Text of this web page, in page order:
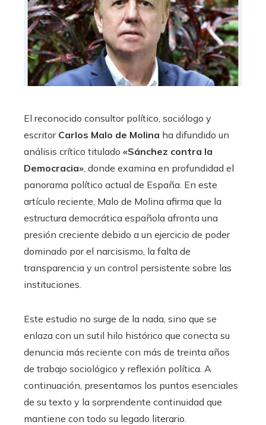
El reconocido consultor político, sociólogo y
escritor Carlos Malo de Molina ha difundido un
análisis crítico titulado «Sánchez contra la
Democracia» , donde examina en profundidad el
panorama político actual de España. En este
artículo reciente, Malo de Molina afirma que la
estructura democrática española afronta una
presión creciente debido a un ejercicio de poder
dominado por el narcisismo, la falta de
transparencia y un control persistente sobre las
instituciones.
Este estudio no surge de la nada, sino que se
enlaza con un sutil hilo histórico que conecta su
denuncia más reciente con más de treinta años
de trabajo sociológico y reflexión política. A
continuación, presentamos los puntos esenciales
de su texto y la sorprendente continuidad que
mantiene con todo su legado literario.